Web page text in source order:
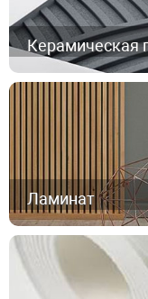
Керамическая
Ламинат